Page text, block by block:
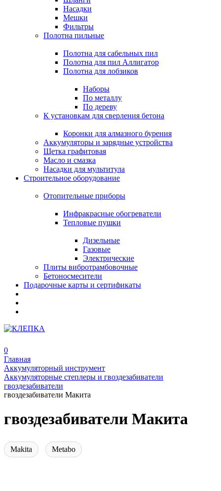
Насадки
Мешки
Фильтры
Полотна пильные
Полотна для сабельных пил
Полотна для пил Аллигатор
Полотна для лобзиков
Наборы
По металлу
По дереву
К установкам для сверления бетона
Коронки для алмазного бурения
Аккумуляторы и зарядные устройства
Щетка графитовая
Масло и смазка
Насадки для мультитула
Строительное оборудование
Отопительные приборы
Инфракрасные обогреватели
Тепловые пушки
Дизельные
Газовые
Электрические
Плиты вибротрамбовочные
Бетоносмесители
Подарочные карты и сертификаты
0
Главная
Аккумуляторный инструмент
Аккумуляторные степлеры и гвоздезабиватели
гвоздезабиватели
гвоздезабиватели Макита
гвоздезабиватели Макита
Makita Metabo